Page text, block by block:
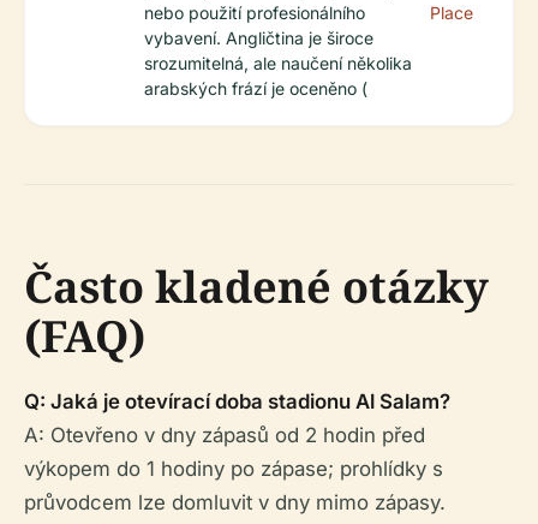
nebo použití profesionálního
vybavení. Angličtina je široce
srozumitelná, ale naučení několika
arabských frází je oceněno (
Place
Často kladené otázky
(FAQ)
Q: Jaká je otevírací doba stadionu Al Salam?
A: Otevřeno v dny zápasů od 2 hodin před
výkopem do 1 hodiny po zápase; prohlídky s
průvodcem lze domluvit v dny mimo zápasy.